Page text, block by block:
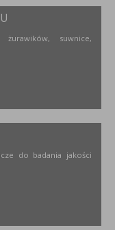
suwnice,
do badania jakości